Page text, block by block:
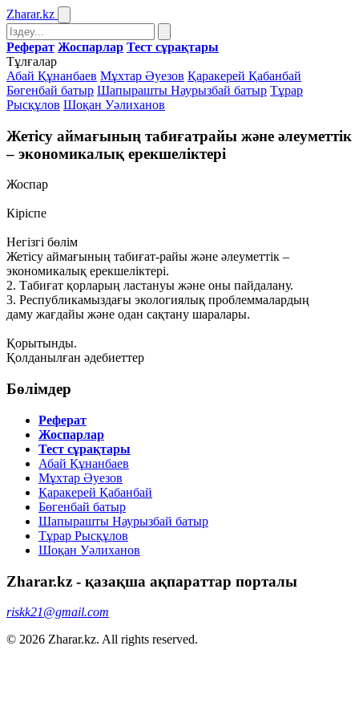
Zharar.kz
Реферат Жоспарлар Тест сұрақтары
Тұлғалар
Абай Құнанбаев Мұхтар Әуезов Қаракерей Қабанбай
Бөгенбай батыр Шапырашты Наурызбай батыр Тұрар
Рысқұлов Шоқан Уәлиханов
Жетісу аймағының табиғатрайы және әлеуметтік
– экономикалық ерекшеліктері
Жоспар
Кіріспе
Негізгі бөлім
Жетісу аймағының табиғат-райы және әлеуметтік –
экономикалық ерекшеліктері.
2. Табиғат қорларың ластануы және оны пайдалану.
3. Республикамыздағы экологиялық проблеммалардың
даму жағдайы және одан сақтану шаралары.
Қорытынды.
Қолданылған әдебиеттер
Бөлімдер
Реферат
Жоспарлар
Тест сұрақтары
Абай Құнанбаев
Мұхтар Әуезов
Қаракерей Қабанбай
Бөгенбай батыр
Шапырашты Наурызбай батыр
Тұрар Рысқұлов
Шоқан Уәлиханов
Zharar.kz - қазақша ақпараттар порталы
riskk21@gmail.com
© 2026 Zharar.kz. All rights reserved.